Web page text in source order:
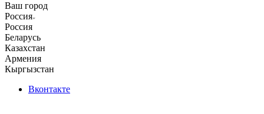
Ваш город
Россия
Россия
Беларусь
Казахстан
Армения
Кыргызстан
Вконтакте